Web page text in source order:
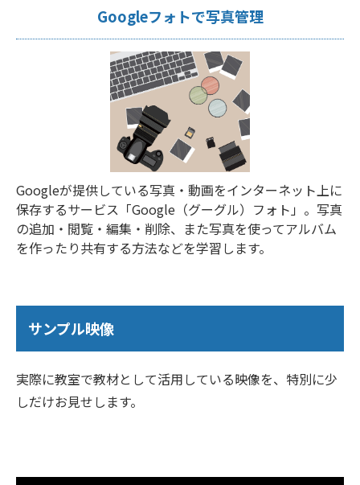
Googleフォトで写真管理
Googleが提供している写真・動画をインターネット上に
保存するサービス「Google（グーグル）フォト」。写真
の追加・閲覧・編集・削除、また写真を使ってアルバム
を作ったり共有する方法などを学習します。
サンプル映像
実際に教室で教材として活用している映像を、特別に少
しだけお見せします。